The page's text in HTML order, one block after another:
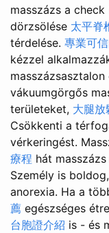
masszázs a check
dörzsölése 太平脊
térdelése. 專業可
kézzel
masszázsasztalon
vákuumgörgős
területeket, 大腿放
Csökkenti a
vérkeringést.
療程 hát
Személy is
anorexia. Ha a
薦 egészséges
台胞證介紹 is - és